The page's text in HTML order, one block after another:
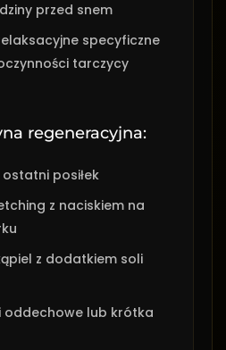
przed snem
specyficzne
tarczycy
regeneracyjna:
posiłek
z naciskiem na
z dodatkiem soli
oddechowe lub krótka